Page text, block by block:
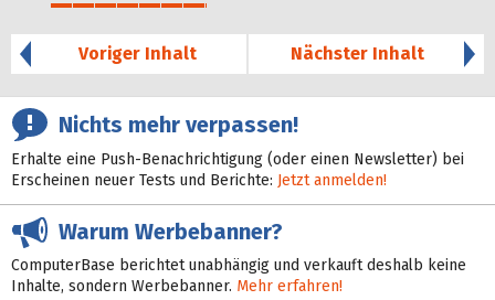
Voriger Inhalt
Nächster Inhalt
Nichts mehr verpassen!
Erhalte eine Push-Benachrichtigung (oder einen Newsletter) bei
Erscheinen neuer Tests und Berichte: Jetzt anmelden!
Warum Werbebanner?
ComputerBase berichtet unabhängig und verkauft deshalb keine
Inhalte, sondern Werbebanner. Mehr erfahren!